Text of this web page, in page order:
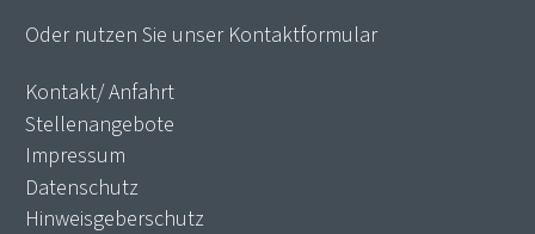
Oder nutzen Sie unser Kontaktformular
Kontakt/ Anfahrt
Stellenangebote
Impressum
Datenschutz
Hinweisgeberschutz